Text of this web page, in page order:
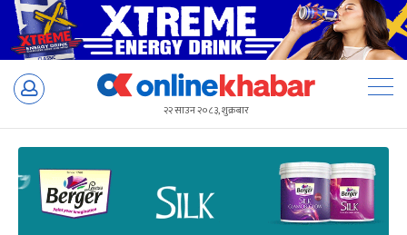
Skip
२२ साउन २०८३, शुक्रबार